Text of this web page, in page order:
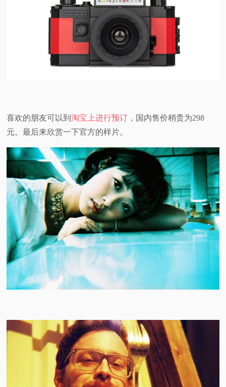
喜欢的朋友可以到淘宝上进行预订 ，国内售价稍贵为298
元。最后来欣赏一下官方的样片。